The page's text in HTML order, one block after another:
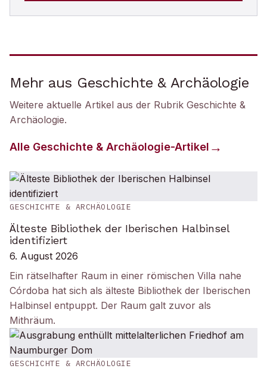
Mehr aus Geschichte & Archäologie
Weitere aktuelle Artikel aus der Rubrik Geschichte &
Archäologie.
Alle Geschichte & Archäologie-Artikel
GESCHICHTE & ARCHÄOLOGIE
Älteste Bibliothek der Iberischen Halbinsel
identifiziert
6. August 2026
Ein rätselhafter Raum in einer römischen Villa nahe
Córdoba hat sich als älteste Bibliothek der Iberischen
Halbinsel entpuppt. Der Raum galt zuvor als
Mithräum.
GESCHICHTE & ARCHÄOLOGIE